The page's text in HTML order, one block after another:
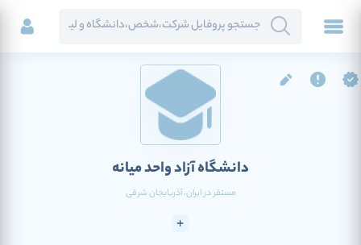
دانشگاه آزاد واحد میانه
مستقر درایران، آذربایجان شرقی